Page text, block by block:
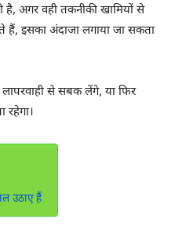
है, अगर वही तकनीकी खामियों से
हैं, इसका अंदाजा लगाया जा सकता
से सबक लेंगे, या फिर
रहेगा।
उठाए हैं